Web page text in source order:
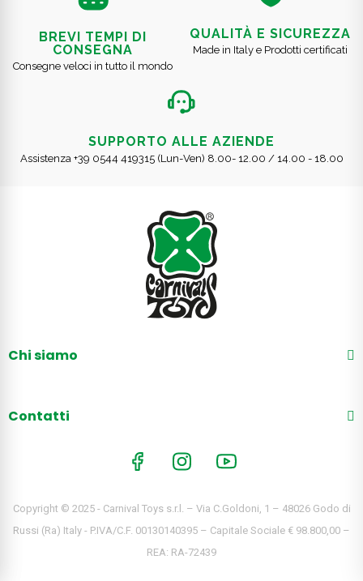
BREVI TEMPI DI
CONSEGNA
Consegne veloci in tutto il mondo
QUALITÀ E SICUREZZA
Made in Italy e Prodotti certificati
SUPPORTO ALLE AZIENDE
Assistenza +39 0544 419315 (Lun-Ven) 8.00- 12.00 / 14.00 - 18.00
Chi siamo
Contatti
Copyright © 2025 - Carnival Toys s.r.l. – Via C.Goldoni, 1 – 48026 Godo di
Russi (Ra) Italy - P.IVA/C.F. 00130140395 – Capitale Sociale € 98.800,00 –
REA: RA-72439